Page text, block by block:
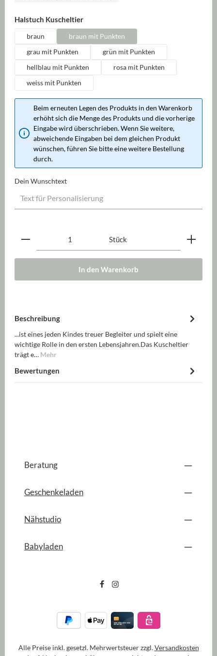
Halstuch Kuscheltierauswählen
braun
braun mit Punkten
grau mit Punkten
grün mit Punkten
hellblau mit Punkten
rosa mit Punkten
weiss mit Punkten
Beim erneuten Legen des Produkts in den Warenkorb
erhöht sich die Menge des Produkts und die vorherige
Eingabe wird überschrieben. Wenn Sie weitere,
abweichende Eingaben bei dem gleichen Produkt
wünschen, führen Sie bitte eine weitere Bestellung
durch.
Dein Wunschtext
Produkt Anzahl: Gib den gewünschten Wert ein
Stück
In den Warenkorb
Beschreibung
...ist eines jeden Kindes treuer Begleiter und spielt eine
wichtige Rolle in den ersten Lebensjahren.Das Kuscheltier
trägt e… Mehr
Bewertungen
Beratung
Geschenkeladen
Nähstudio
Babyladen
Alle Preise inkl. gesetzl. Mehrwertsteuer zzgl.Versandkosten